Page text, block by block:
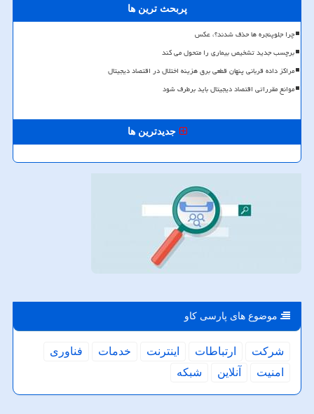
پربحث ترین ها
چرا جلوپنجره ها حذف شدند؟، عکس
برچسب جدید تشخیص بیماری را متحول می کند
مراکز داده قربانی پنهان قطعی برق هزینه اختلال در اقتصاد دیجیتال
موانع مقرراتی اقتصاد دیجیتال باید برطرف شود
جدیدترین ها
موضوع های پارسی كاو
شركت ارتباطات اینترنت خدمات
فناوری
امنیت
آنلاین شبكه